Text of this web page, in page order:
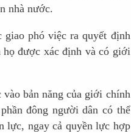
nhà nước.
giao phó việc ra quyết định
họ được xác định và có giới
bản năng của giới chính
đông người dân có thể
lực, ngay cả quyền lực hợp